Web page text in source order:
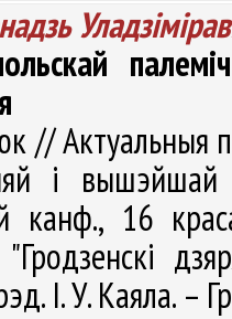
// Актуальныя
і вышэйшай
канф., 16
І. У. Каяла. –